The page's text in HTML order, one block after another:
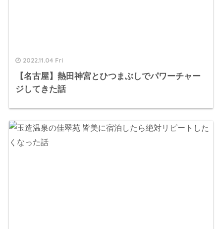
2022.11.04 Fri
【名古屋】熱田神宮とひつまぶしでパワーチャー
ジしてきた話